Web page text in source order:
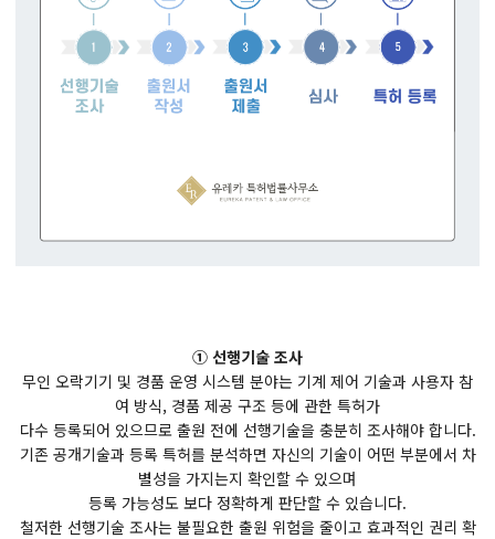
① 선행기술 조사
무인 오락기기 및 경품 운영 시스템 분야는 기계 제어 기술과 사용자 참
여 방식, 경품 제공 구조 등에 관한 특허가
다수 등록되어 있으므로 출원 전에 선행기술을 충분히 조사해야 합니다.
기존 공개기술과 등록 특허를 분석하면 자신의 기술이 어떤 부분에서 차
별성을 가지는지 확인할 수 있으며
등록 가능성도 보다 정확하게 판단할 수 있습니다.
철저한 선행기술 조사는 불필요한 출원 위험을 줄이고 효과적인 권리 확